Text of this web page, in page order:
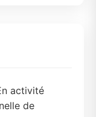
activité
de